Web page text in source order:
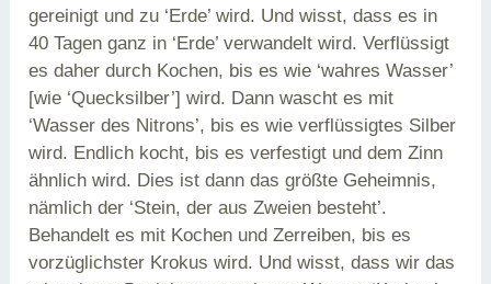
gereinigt und zu ‘Erde’ wird. Und wisst, dass es in
40 Tagen ganz in ‘Erde’ verwandelt wird. Verflüssigt
es daher durch Kochen, bis es wie ‘wahres Wasser’
[wie ‘Quecksilber’] wird. Dann wascht es mit
‘Wasser des Nitrons’, bis es wie verflüssigtes Silber
wird. Endlich kocht, bis es verfestigt und dem Zinn
ähnlich wird. Dies ist dann das größte Geheimnis,
nämlich der ‘Stein, der aus Zweien besteht’.
Behandelt es mit Kochen und Zerreiben, bis es
vorzüglichster Krokus wird. Und wisst, dass wir das